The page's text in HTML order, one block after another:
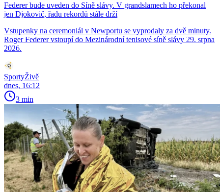
Federer bude uveden do Síně slávy. V grandslamech ho překonal
jen Djokovič, řadu rekordů stále drží
Vstupenky na ceremoniál v Newportu se vyprodaly za dvě minuty.
Roger Federer vstoupí do Mezinárodní tenisové síně slávy 29. srpna
2026.
SportyŽivě
dnes, 16:12
3 min